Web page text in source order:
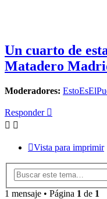
Un cuarto de
Matadero
Moderadores:
Responder
Vista para imprimir
1 mensaje • Página 1 de 1